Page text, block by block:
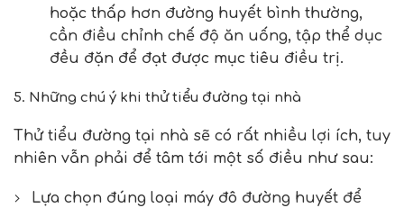
hoặc thấp hơn đường huyết bình thường,
cần điều chỉnh chế độ ăn uống, tập thể dục
đều đặn để đạt được mục tiêu điều trị.
5. Những chú ý khi thử tiểu đường tại nhà
Thử tiểu đường tại nhà sẽ có rất nhiều lợi ích, tuy
nhiên vẫn phải để tâm tới một số điều như sau:
Lựa chọn đúng loại máy đô đường huyết để